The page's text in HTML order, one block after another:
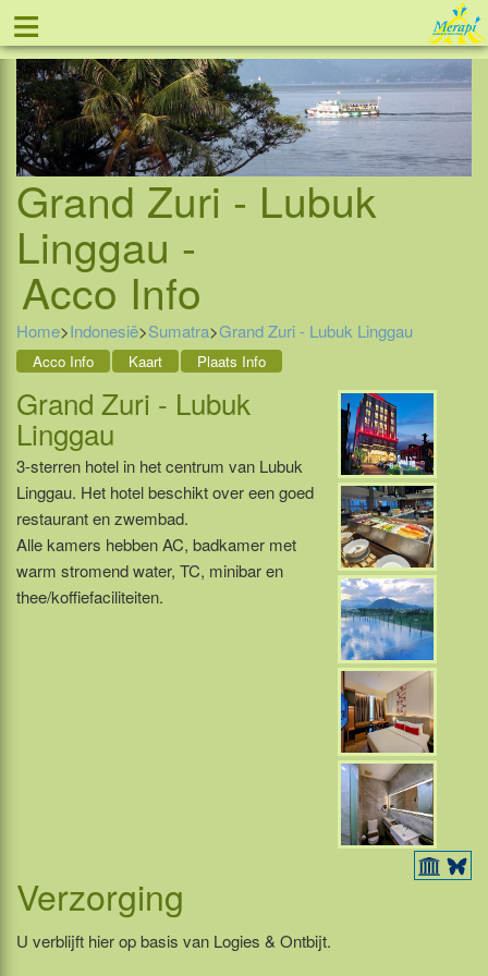
≡ Tel: 088 - 81 11 999
Grand Zuri - Lubuk
Linggau -
Acco Info
Home>Indonesië>Sumatra>Grand Zuri - Lubuk Linggau
Acco Info Kaart Plaats Info
Grand Zuri - Lubuk
Linggau
3-sterren hotel in het centrum van Lubuk
Linggau. Het hotel beschikt over een goed
restaurant en zwembad.
Alle kamers hebben AC, badkamer met
warm stromend water, TC, minibar en
thee/koffiefaciliteiten.
Verzorging
U verblijft hier op basis van Logies & Ontbijt.